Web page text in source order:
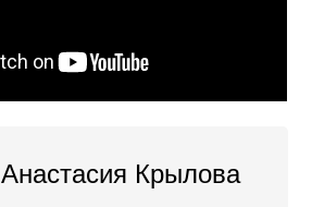
Анастасия Крылова